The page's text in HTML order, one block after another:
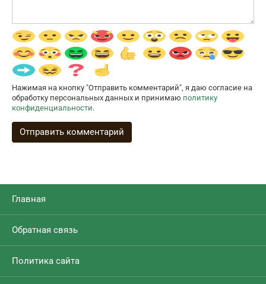
Нажимая на кнопку "Отправить комментарий", я даю согласие на
обработку персональных данных и принимаю политику
конфиденциальности.
Главная
Обратная связь
Политика сайта